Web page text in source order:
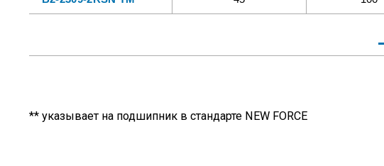
** указывает на подшипник в стандарте NEW FORCE